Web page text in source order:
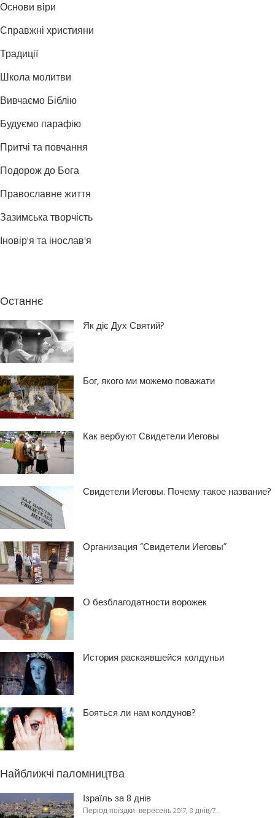
Основи віри
Справжні християни
Традиції
Школа молитви
Вивчаємо Біблію
Будуємо парафію
Притчі та повчання
Подорож до Бога
Православне життя
Зазимська творчість
Іновір'я та інослав'я
Останнє
Як діє Дух Святий?
Бог, якого ми можемо поважати
Как вербуют Свидетели Иеговы
Свидетели Иеговы. Почему такое название?
Организация “Свидетели Иеговы”
О безблагодатности ворожек
История раскаявшейся колдуньи
Бояться ли нам колдунов?
Найближчі паломництва
Ізраїль за 8 днів
Період поїздки: вересень 2017, 8 днів/7…